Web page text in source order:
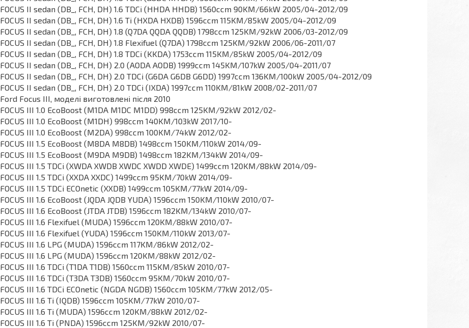
FOCUS II sedan (DB_, FCH, DH) 1.6 TDCi (HHDA HHDB) 1560ccm 90KM/66kW 2005/04-2012/09
FOCUS II sedan (DB_, FCH, DH) 1.6 Ti (HXDA HXDB) 1596ccm 115KM/85kW 2005/04-2012/09
FOCUS II sedan (DB_, FCH, DH) 1.8 (Q7DA QQDA QQDB) 1798ccm 125KM/92kW 2006/03-2012/09
FOCUS II sedan (DB_, FCH, DH) 1.8 Flexifuel (Q7DA) 1798ccm 125KM/92kW 2006/06-2011/07
FOCUS II sedan (DB_, FCH, DH) 1.8 TDCi (KKDA) 1753ccm 115KM/85kW 2005/04-2012/09
FOCUS II sedan (DB_, FCH, DH) 2.0 (AODA AODB) 1999ccm 145KM/107kW 2005/04-2011/07
FOCUS II sedan (DB_, FCH, DH) 2.0 TDCi (G6DA G6DB G6DD) 1997ccm 136KM/100kW 2005/04-2012/09
FOCUS II sedan (DB_, FCH, DH) 2.0 TDCi (IXDA) 1997ccm 110KM/81kW 2008/02-2011/07
Ford Focus III, моделі виготовлені після 2010
FOCUS III 1.0 EcoBoost (M1DA M1DC M1DD) 998ccm 125KM/92kW 2012/02-
FOCUS III 1.0 EcoBoost (M1DH) 998ccm 140KM/103kW 2017/10-
FOCUS III 1.0 EcoBoost (M2DA) 998ccm 100KM/74kW 2012/02-
FOCUS III 1.5 EcoBoost (M8DA M8DB) 1498ccm 150KM/110kW 2014/09-
FOCUS III 1.5 EcoBoost (M9DA M9DB) 1498ccm 182KM/134kW 2014/09-
FOCUS III 1.5 TDCi (XWDA XWDB XWDC XWDD XWDE) 1499ccm 120KM/88kW 2014/09-
FOCUS III 1.5 TDCi (XXDA XXDC) 1499ccm 95KM/70kW 2014/09-
FOCUS III 1.5 TDCi ECOnetic (XXDB) 1499ccm 105KM/77kW 2014/09-
FOCUS III 1.6 EcoBoost (JQDA JQDB YUDA) 1596ccm 150KM/110kW 2010/07-
FOCUS III 1.6 EcoBoost (JTDA JTDB) 1596ccm 182KM/134kW 2010/07-
FOCUS III 1.6 Flexifuel (MUDA) 1596ccm 120KM/88kW 2010/07-
FOCUS III 1.6 Flexifuel (YUDA) 1596ccm 150KM/110kW 2013/07-
FOCUS III 1.6 LPG (MUDA) 1596ccm 117KM/86kW 2012/02-
FOCUS III 1.6 LPG (MUDA) 1596ccm 120KM/88kW 2012/02-
FOCUS III 1.6 TDCi (T1DA T1DB) 1560ccm 115KM/85kW 2010/07-
FOCUS III 1.6 TDCi (T3DA T3DB) 1560ccm 95KM/70kW 2010/07-
FOCUS III 1.6 TDCi ECOnetic (NGDA NGDB) 1560ccm 105KM/77kW 2012/05-
FOCUS III 1.6 Ti (IQDB) 1596ccm 105KM/77kW 2010/07-
FOCUS III 1.6 Ti (MUDA) 1596ccm 120KM/88kW 2012/02-
FOCUS III 1.6 Ti (PNDA) 1596ccm 125KM/92kW 2010/07-